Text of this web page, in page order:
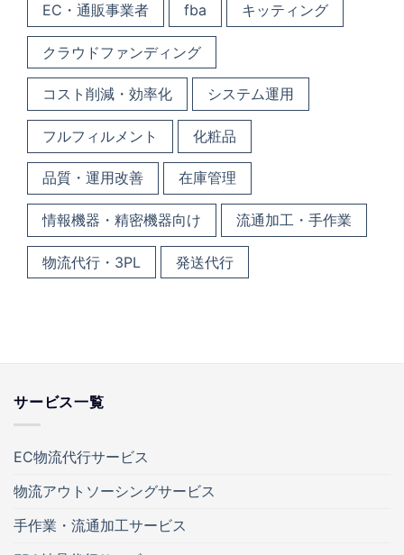
EC・通販事業者 fba キッティング
クラウドファンディング
コスト削減・効率化 システム運用
フルフィルメント 化粧品
品質・運用改善 在庫管理
情報機器・精密機器向け 流通加工・手作業
物流代行・3PL 発送代行
サービス一覧
EC物流代行サービス
物流アウトソーシングサービス
手作業・流通加工サービス